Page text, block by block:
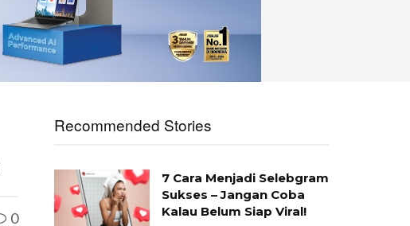
0
Recommended Stories
7 Cara Menjadi Selebgram
Sukses – Jangan Coba
Kalau Belum Siap Viral!